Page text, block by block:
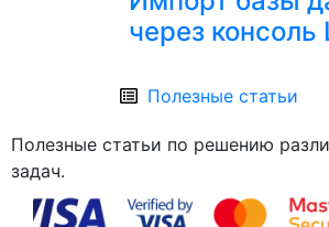
через консоль
Полезные статьи
Полезные статьи по решению
задач.